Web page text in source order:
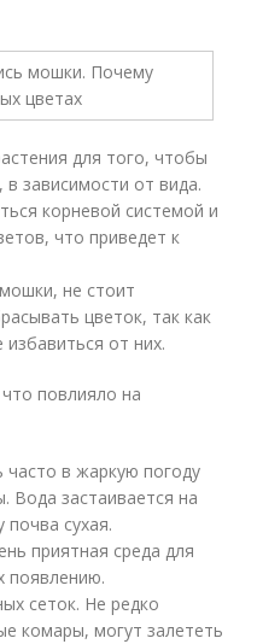
для того, чтобы
зависимости от вида.
корневой системой и
что приведет к
не стоит
цветок, так как
от них.
повлияло на
в жаркую погоду
Вода застаивается на
почва сухая.
приятная среда для
появлению.
сеток. Не редко
комары, могут залететь